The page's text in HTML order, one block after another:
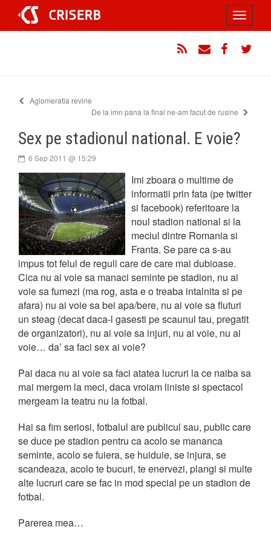
conținut
Toggle
Aglomeratia revine
De la imn pana la final ne-am facut de rusine
Sex pe stadionul national. E voie?
6 Sep 2011 @ 15:29
Imi zboara o multime de
informatii prin fata (pe twitter
si facebook) referitoare la
noul stadion national si la
meciul dintre Romania si
Franta. Se pare ca s-au
impus tot felul de reguli care de care mai dubioase.
Cica nu ai voie sa manaci seminte pe stadion, nu ai
voie sa fumezi (ma rog, asta e o treaba intalnita si pe
afara) nu ai voie sa bei apa/bere, nu ai voie sa fluturi
un steag (decat daca-l gasesti pe scaunul tau, pregatit
de organizatori), nu ai voie sa injuri, nu ai voie, nu ai
voie… da’ sa faci sex ai voie?
Pai daca nu ai voie sa faci atatea lucruri la ce naiba sa
mai mergem la meci, daca vroiam liniste si spectacol
mergeam la teatru nu la fotbal.
Hai sa fim seriosi, fotbalul are publicul sau, public care
se duce pe stadion pentru ca acolo se mananca
seminte, acolo se fuiera, se huiduie, se injura, se
scandeaza, acolo te bucuri, te enervezi, plangi si multe
alte lucruri care se fac in mod special pe un stadion de
fotbal.
Parerea mea…